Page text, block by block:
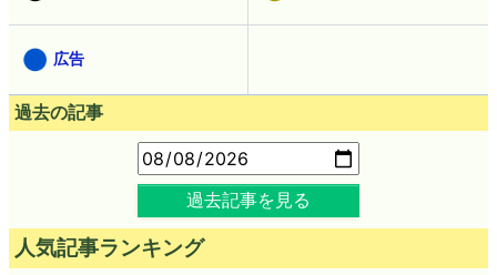
広告
過去の記事
過去記事を見る
人気記事ランキング